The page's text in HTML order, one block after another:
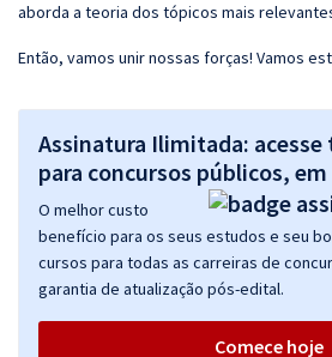
aborda a teoria dos tópicos mais
Então, vamos unir nossas forças! Vamos
Assinatura Ilimitada: acesse
para concursos públicos,
O melhor custo
benefício para os seus estudos e seu
cursos para todas as carreiras de
garantia de atualização pós-edital.
Comece hoje